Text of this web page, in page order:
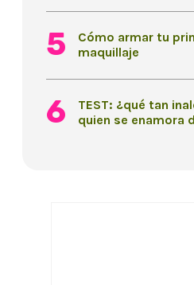
Cómo armar tu
maquillaje
TEST: ¿qué tan
quien se enamora